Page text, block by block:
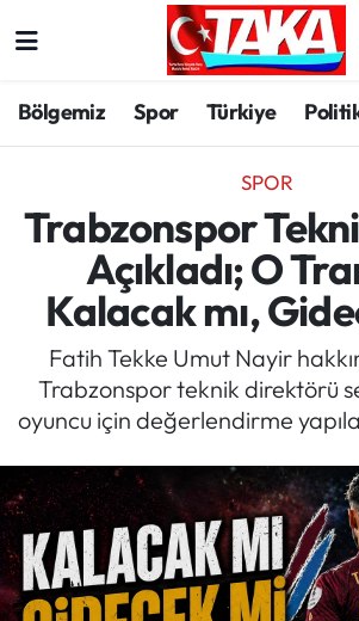
Bölgemiz Spor Türkiye
SPOR
Trabzonspor
Açıkladı; O
Kalacak mı,
Fatih Tekke Umut Nayir
Trabzonspor teknik direktörü
oyuncu için değerlendirme
Spor
Türkiye
Kültür/Sanat
Politika
Politik Kulis
Magazin
Mektup Galeri
Trabzon Hava Durumu
Trabzon Trafik Yoğunluk
Süper Lig Puan Durumu ve
Tüm Manşetler
Son Dakika Haberleri